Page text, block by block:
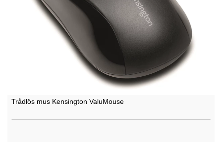
Trådlös mus Kensington ValuMouse